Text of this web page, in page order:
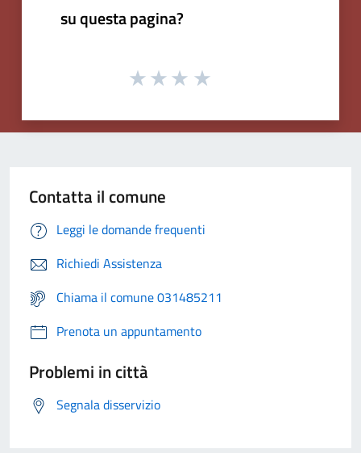
su questa pagina?
Contatta il comune
Leggi le domande frequenti
Richiedi Assistenza
Chiama il comune 031485211
Prenota un appuntamento
Problemi in città
Segnala disservizio